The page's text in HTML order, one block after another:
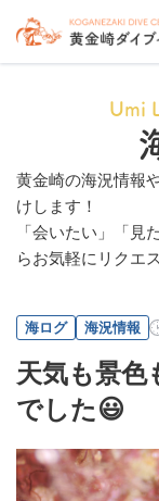
Umi
黄金崎の海況情報
けします！
「会いたい」「見
らお気軽にリクエ
海ログ 海況情報
天気も景色
でした😃